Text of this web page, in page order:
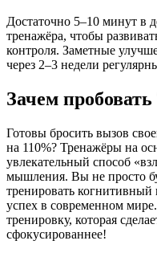
Достаточно 5–10 минут в
тренажёра, чтобы
контроля. Заметные
через 2–3 недели
Зачем
Готовы бросить вызов
на 110%? Тренажёры на
увлекательный способ
мышления. Вы не просто
тренировать когнитивный
успех в современном
тренировку, которая
сфокусированнее!